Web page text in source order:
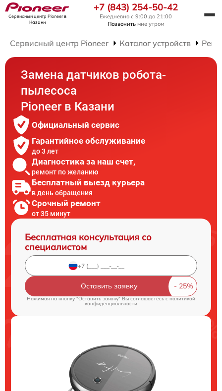
Сервисный центр Pioneerв
Казани
+7 (843) 254-50-42
Ежедневно с 9:00 до 21:00
Позвонить мне утром
Сервисный центр Pioneer Каталог устройств
Замена датчиков робота-
пылесоса
Pioneer в Казани
Официальный сервис
Гарантийное обслуживание
до 3 лет
Диагностика за наш счет,
ремонт по желанию
Бесплатный выезд курьера
в день обращения
Срочный ремонт
от 35 минут
Бесплатная консультация со
специалистом
Оставить заявку
Нажимая на кнопку "Оставить заявку" Вы соглашаетесь cполитикой
конфиденциальности